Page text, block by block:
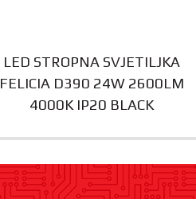
LED STROPNA SVJETILJKA
FELICIA D390 24W 2600LM
4000K IP20 BLACK